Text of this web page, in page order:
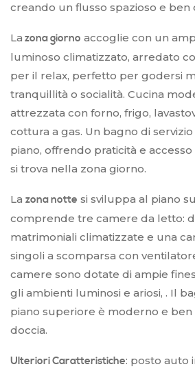
creando un flusso spazioso e ben
La zona giorno accoglie con un
luminoso climatizzato, arredato
per il relax, perfetto per godersi
tranquillità o socialità. Cucina
attrezzata con forno, frigo,
cottura a gas. Un bagno di
piano, offrendo praticità e
si trova nella zona giorno.
La zona notte si sviluppa al piano
comprende tre camere da letto:
matrimoniali climatizzate e una
singoli a scomparsa con
camere sono dotate di ampie
gli ambienti luminosi e ariosi, . Il
piano superiore è moderno e
doccia.
Ulteriori Caratteristiche: posto auto